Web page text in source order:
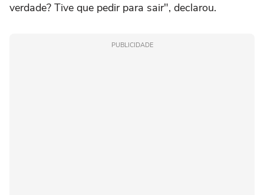
verdade? Tive que pedir para sair", declarou.
PUBLICIDADE